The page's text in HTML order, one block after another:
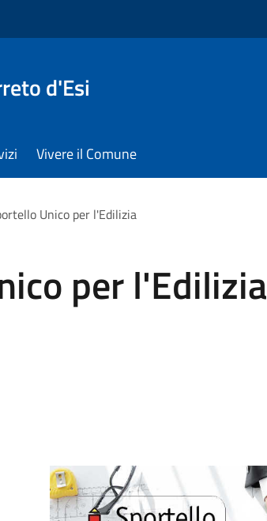
d'Esi
Vivere il Comune
Unico per l'Edilizia
per l'Edilizia